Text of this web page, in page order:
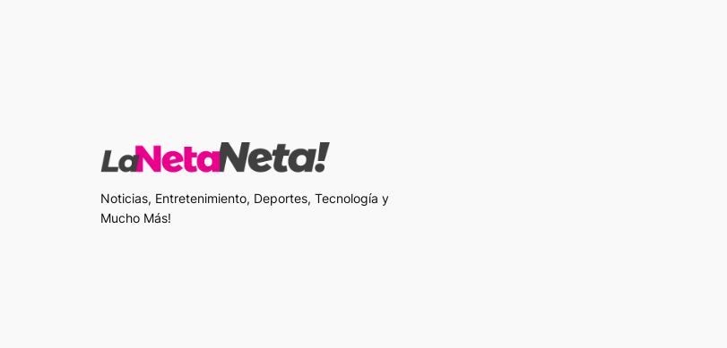
Noticias, Entretenimiento, Deportes, Tecnología y
Mucho Más!